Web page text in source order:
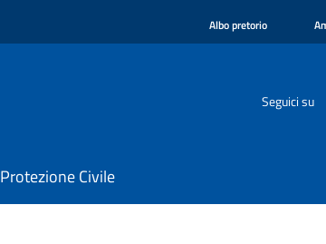
Albo pretorio
Seguici su
Protezione Civile